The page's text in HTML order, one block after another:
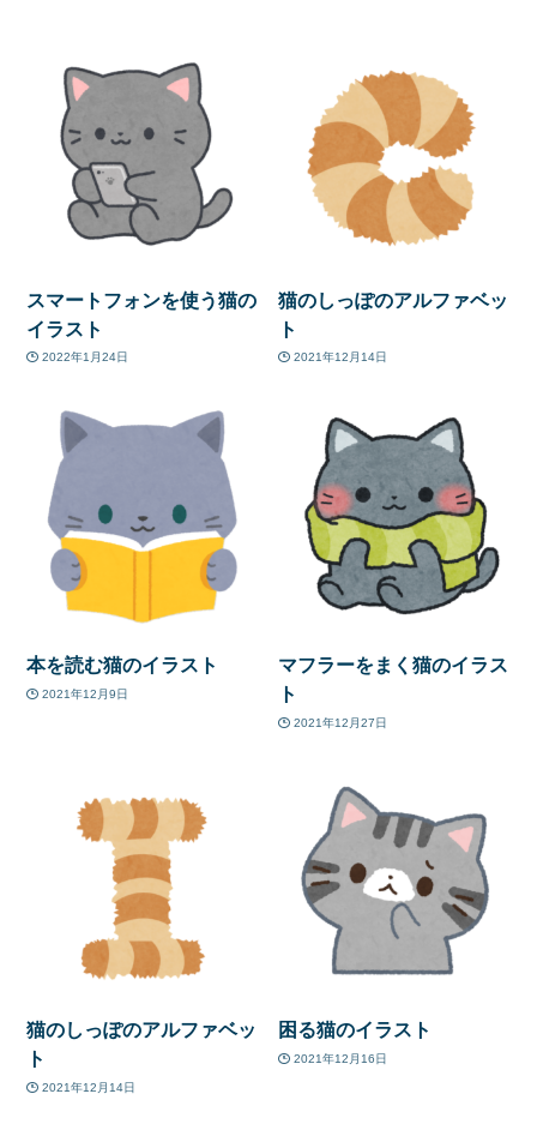
スマートフォンを使う猫の
イラスト
2022年1月24日
猫のしっぽのアルファベッ
ト
2021年12月14日
本を読む猫のイラスト
2021年12月9日
マフラーをまく猫のイラス
ト
2021年12月27日
猫のしっぽのアルファベッ
ト
2021年12月14日
困る猫のイラスト
2021年12月16日